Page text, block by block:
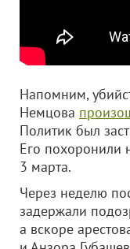
Напомним,
Немцова
Политик был
Его похоронили
3 марта.
Через неделю
задержали
а вскоре